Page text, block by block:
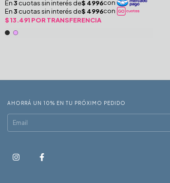
AHORRÁ UN 10% EN TU PRÓXIMO PEDIDO